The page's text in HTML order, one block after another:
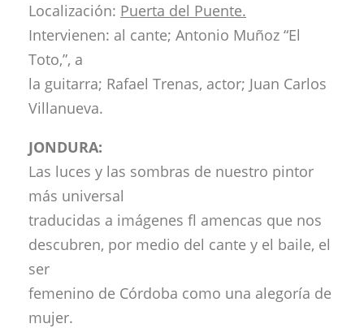
Localización: Puerta del Puente.
Intervienen: al cante; Antonio Muñoz “El
Toto,”, a
la guitarra; Rafael Trenas, actor; Juan Carlos
Villanueva.
JONDURA:
Las luces y las sombras de nuestro pintor
más universal
traducidas a imágenes fl amencas que nos
descubren, por medio del cante y el baile, el
ser
femenino de Córdoba como una alegoría de
mujer.